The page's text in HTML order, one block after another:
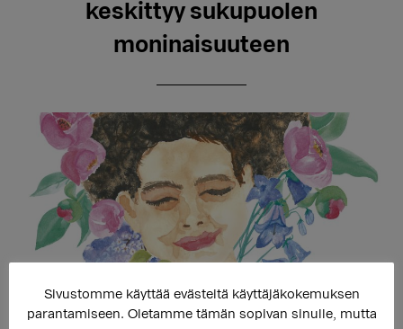
keskittyy sukupuolen
moninaisuuteen
Seta julkaisi tänään opetusalan Educa-messuilla uuden
Sivustomme käyttää evästeitä käyttäjäkokemuksen
parantamiseen. Oletamme tämän sopivan sinulle, mutta